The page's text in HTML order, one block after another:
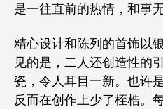
是一往直前的热情，和事
精心设计和陈列的首饰以
见的是，二人还创造性的
瓷，令人耳目一新。也许
反而在创作上少了桎梏。